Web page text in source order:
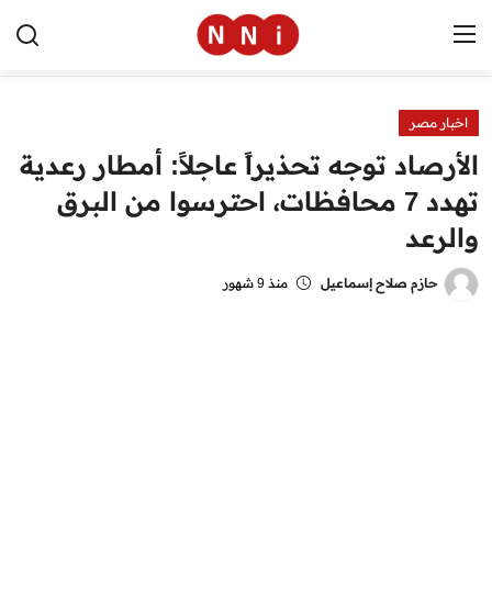
الرئيسية
اخبار مصر
العالم
الرياضة
اخبار مصر
الأرصاد توجه تحذيراً عاجلاً: أمطار رعدية
تهدد 7 محافظات، احترسوا من البرق
والرعد
حازم صلاح إسماعيل منذ 9 شهور